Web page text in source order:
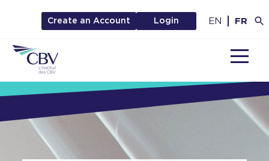
Create an Account Login EN FR